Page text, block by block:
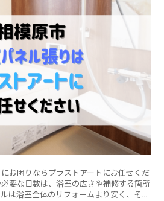
お困りならプラストアートにお任せくだ
要な日数は、浴室の広さや補修する箇所
は浴室全体のリフォームより安く、そし